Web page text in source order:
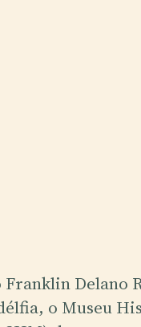
Delano
o Museu